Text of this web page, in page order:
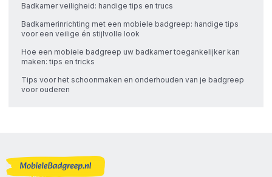
Badkamer veiligheid: handige tips en trucs
Badkamerinrichting met een mobiele badgreep: handige tips
voor een veilige én stijlvolle look
Hoe een mobiele badgreep uw badkamer toegankelijker kan
maken: tips en tricks
Tips voor het schoonmaken en onderhouden van je badgreep
voor ouderen